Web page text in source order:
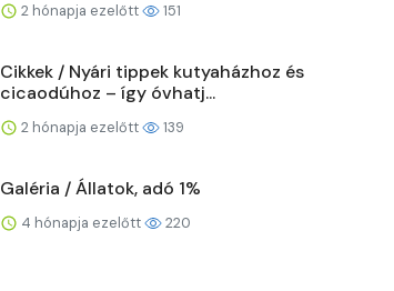
2 hónapja ezelőtt 151
Cikkek / Nyári tippek kutyaházhoz és
cicaodúhoz – így óvhatj...
2 hónapja ezelőtt 139
Galéria / Állatok, adó 1%
4 hónapja ezelőtt 220